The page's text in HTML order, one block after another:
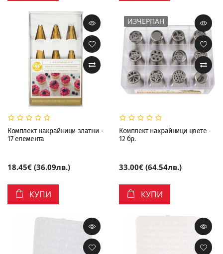
Комплект накрайници златни -
17 елемента
18.45€ (36.09лв.)
КУПИ
ИЗЧЕРПАН
Комплект накрайници цвете -
12 бр.
33.00€ (64.54лв.)
КУПИ